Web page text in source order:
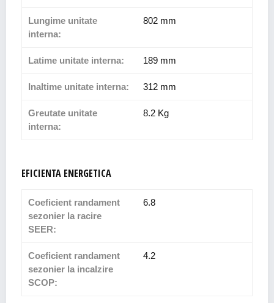
Lungime unitate
interna:
802 mm
Latime unitate interna: 189 mm
Inaltime unitate interna: 312 mm
Greutate unitate
interna:
8.2 Kg
EFICIENTA ENERGETICA
Coeficient randament
sezonier la racire
SEER:
6.8
Coeficient randament
sezonier la incalzire
SCOP:
4.2